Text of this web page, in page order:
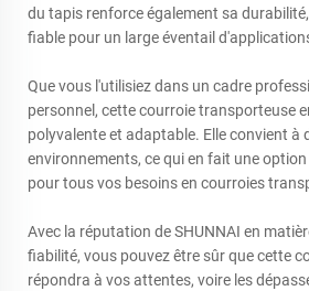
du tapis renforce également sa
fiable pour un large éventail
Que vous l'utilisiez dans un cadre
personnel, cette courroie transporteuse
polyvalente et adaptable. Elle convient à
environnements, ce qui en fait une
pour tous vos besoins en courroies
Avec la réputation de SHUNNAI en
fiabilité, vous pouvez être sûr que cette
répondra à vos attentes, voire les